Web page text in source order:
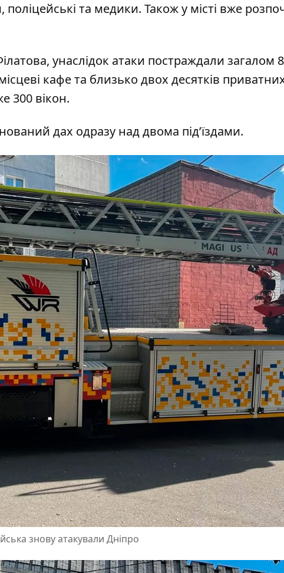
та медики. Також у місті вже
, унаслідок атаки постраждали загалом
кафе та близько двох десятків
300 вікон.
дах одразу над двома підʼїздами.
знову атакували Дніпро